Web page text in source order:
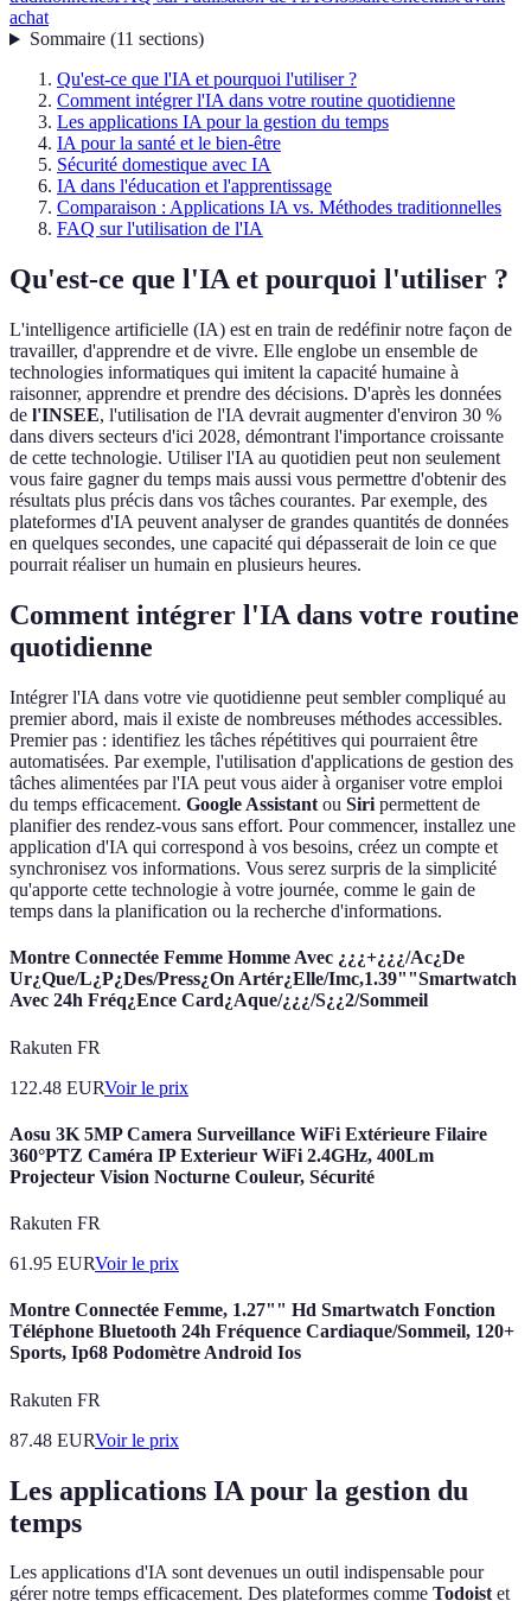
achat
Sommaire(11 sections)
Qu'est-ce que l'IA et pourquoi l'utiliser ?
Comment intégrer l'IA dans votre routine quotidienne
Les applications IA pour la gestion du temps
IA pour la santé et le bien-être
Sécurité domestique avec IA
IA dans l'éducation et l'apprentissage
Comparaison : Applications IA vs. Méthodes traditionnelles
FAQ sur l'utilisation de l'IA
Qu'est-ce que l'IA et pourquoi l'utiliser ?
L'intelligence artificielle (IA) est en train de redéfinir notre façon de
travailler, d'apprendre et de vivre. Elle englobe un ensemble de
technologies informatiques qui imitent la capacité humaine à
raisonner, apprendre et prendre des décisions. D'après les données
de l'INSEE, l'utilisation de l'IA devrait augmenter d'environ 30 %
dans divers secteurs d'ici 2028, démontrant l'importance croissante
de cette technologie. Utiliser l'IA au quotidien peut non seulement
vous faire gagner du temps mais aussi vous permettre d'obtenir des
résultats plus précis dans vos tâches courantes. Par exemple, des
plateformes d'IA peuvent analyser de grandes quantités de données
en quelques secondes, une capacité qui dépasserait de loin ce que
pourrait réaliser un humain en plusieurs heures.
Comment intégrer l'IA dans votre routine
quotidienne
Intégrer l'IA dans votre vie quotidienne peut sembler compliqué au
premier abord, mais il existe de nombreuses méthodes accessibles.
Premier pas : identifiez les tâches répétitives qui pourraient être
automatisées. Par exemple, l'utilisation d'applications de gestion des
tâches alimentées par l'IA peut vous aider à organiser votre emploi
du temps efficacement. Google Assistant ou Siri permettent de
planifier des rendez-vous sans effort. Pour commencer, installez une
application d'IA qui correspond à vos besoins, créez un compte et
synchronisez vos informations. Vous serez surpris de la simplicité
qu'apporte cette technologie à votre journée, comme le gain de
temps dans la planification ou la recherche d'informations.
Montre Connectée Femme Homme Avec ¿¿¿+¿¿¿/Ac¿De
Ur¿Que/L¿P¿Des/Press¿On Artér¿Elle/Imc,1.39""Smartwatch
Avec 24h Fréq¿Ence Card¿Aque/¿¿¿/S¿¿2/Sommeil
Rakuten FR
122.48 EURVoir le prix
Aosu 3K 5MP Camera Surveillance WiFi Extérieure Filaire
360°PTZ Caméra IP Exterieur WiFi 2.4GHz, 400Lm
Projecteur Vision Nocturne Couleur, Sécurité
Rakuten FR
61.95 EURVoir le prix
Montre Connectée Femme, 1.27"" Hd Smartwatch Fonction
Téléphone Bluetooth 24h Fréquence Cardiaque/Sommeil, 120+
Sports, Ip68 Podomètre Android Ios
Rakuten FR
87.48 EURVoir le prix
Les applications IA pour la gestion du
temps
Les applications d'IA sont devenues un outil indispensable pour
gérer notre temps efficacement. Des plateformes comme Todoistet